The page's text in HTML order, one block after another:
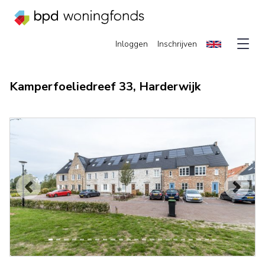
Inloggen Inschrijven
Kamperfoeliedreef 33, Harderwijk
Vorige